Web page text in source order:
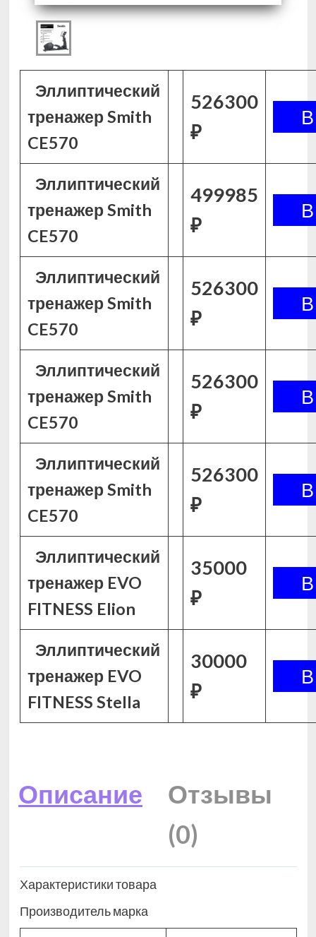
Эллиптический
тренажер Smith
CE570
526300
₽
Эллиптический
тренажер Smith
CE570
499985
₽
Эллиптический
тренажер Smith
CE570
526300
₽
Эллиптический
тренажер Smith
CE570
526300
₽
Эллиптический
тренажер Smith
CE570
526300
₽
Эллиптический
тренажер EVO
FITNESS Elion
35000
₽
Эллиптический
тренажер EVO
FITNESS Stella
30000
₽
Описание
Отзывы
(0)
Характеристики товара
Производитель марка